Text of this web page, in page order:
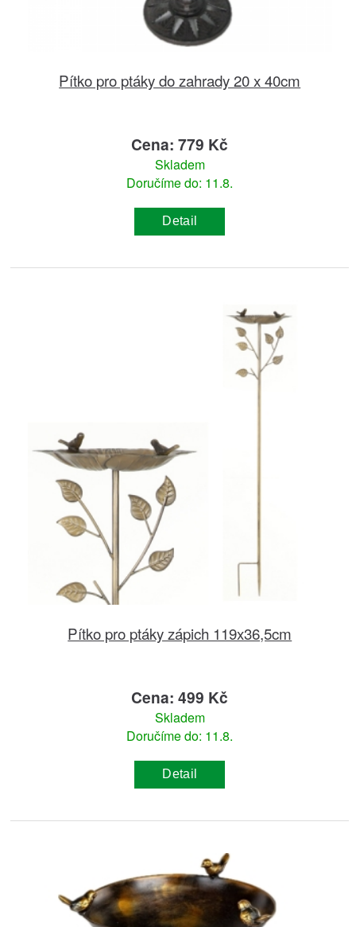
Pítko pro ptáky do zahrady 20 x 40cm
Cena: 779 Kč
Skladem
Doručíme do: 11.8.
Detail
Pítko pro ptáky zápich 119x36,5cm
Cena: 499 Kč
Skladem
Doručíme do: 11.8.
Detail